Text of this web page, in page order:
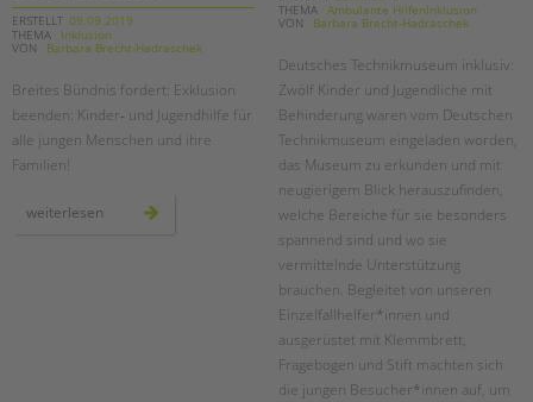
ERSTELLT 09.09.2019
THEMA
Inklusion
VON
Barbara Brecht-Hadraschek
Breites Bündnis fordert: Exklusion
beenden: Kinder‐ und Jugendhilfe für
alle jungen Menschen und ihre
Familien!
weiterlesen exklusion
beenden:
THEMA Ambulante HilfenInklusion
VON
Barbara Brecht-Hadraschek
Deutsches Technikmuseum inklusiv:
Zwölf Kinder und Jugendliche mit
Behinderung waren vom Deutschen
Technikmuseum eingeladen worden,
das Museum zu erkunden und mit
neugierigem Blick herauszufinden,
welche Bereiche für sie besonders
spannend sind und wo sie
vermittelnde Unterstützung
brauchen. Begleitet von unseren
Einzelfallhelfer*innen und
ausgerüstet mit Klemmbrett,
Fragebogen und Stift machten sich
die jungen Besucher*innen auf, um